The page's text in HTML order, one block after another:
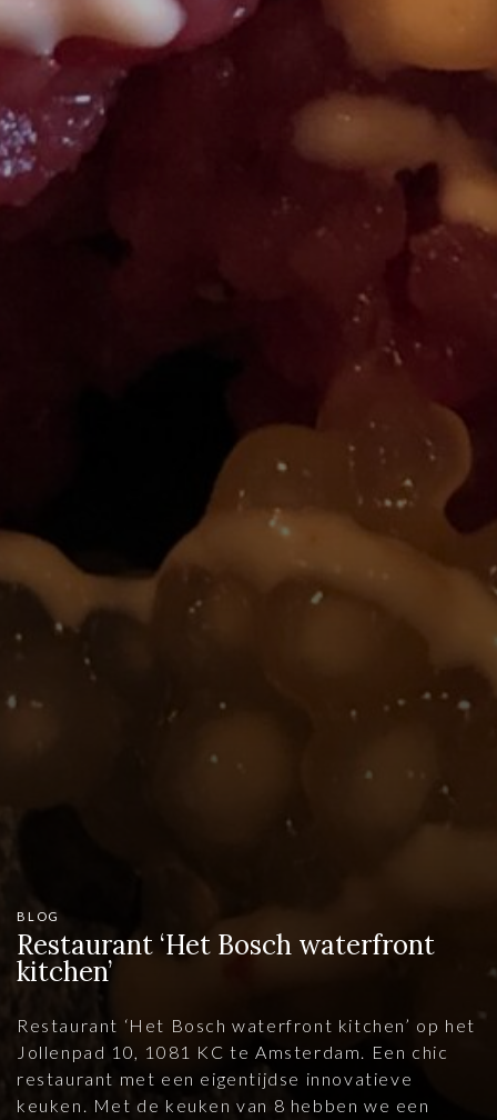
BLOG
Restaurant ‘Het Bosch waterfront
kitchen’
Restaurant ‘Het Bosch waterfront kitchen’ op het
Jollenpad 10, 1081 KC te Amsterdam. Een chic
restaurant met een eigentijdse innovatieve
keuken. Met de keuken van 8 hebben we een